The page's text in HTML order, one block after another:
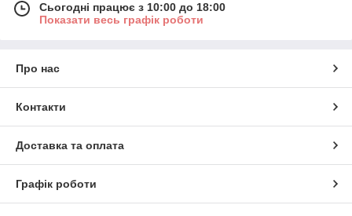
Сьогодні працює з 10:00 до 18:00
Показати весь графік роботи
Про нас
Контакти
Доставка та оплата
Графік роботи